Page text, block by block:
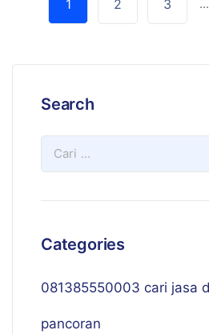
1 2 3 ...
Search
Categories
081385550003 cari jasa
pancoran